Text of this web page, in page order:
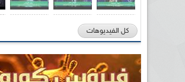
كل الفيديوهات